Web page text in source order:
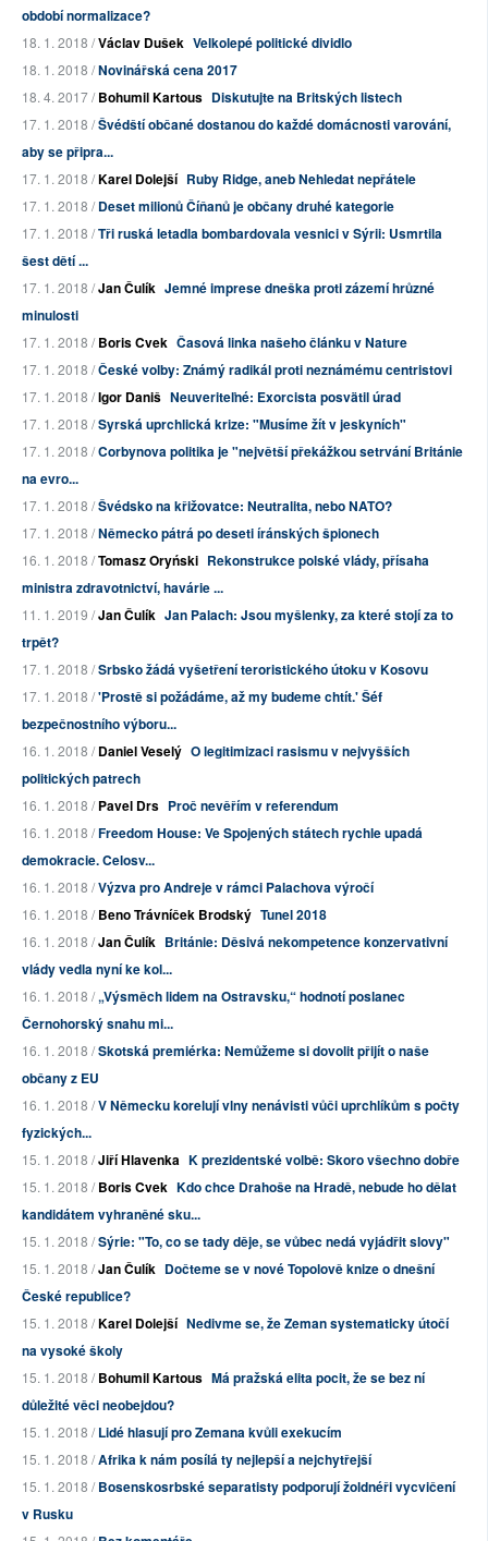
období normalizace?
18. 1. 2018 /Václav Dušek Velkolepé politické dividlo
18. 1. 2018 /Novinářská cena 2017
18. 4. 2017 /Bohumil Kartous Diskutujte na Britských listech
17. 1. 2018 /Švédští občané dostanou do každé domácnosti varování,
aby se připra...
17. 1. 2018 /Karel Dolejší Ruby Ridge, aneb Nehledat nepřátele
17. 1. 2018 /Deset milionů Číňanů je občany druhé kategorie
17. 1. 2018 /Tři ruská letadla bombardovala vesnici v Sýrii: Usmrtila
šest dětí ...
17. 1. 2018 /Jan Čulík Jemné imprese dneška proti zázemí hrůzné
minulosti
17. 1. 2018 /Boris Cvek Časová linka našeho článku v Nature
17. 1. 2018 /České volby: Známý radikál proti neznámému centristovi
17. 1. 2018 /Igor Daniš Neuveriteľné: Exorcista posvätil úrad
17. 1. 2018 /Syrská uprchlická krize: "Musíme žít v jeskyních"
17. 1. 2018 /Corbynova politika je "největší překážkou setrvání Británie
na evro...
17. 1. 2018 /Švédsko na křižovatce: Neutralita, nebo NATO?
17. 1. 2018 /Německo pátrá po deseti íránských špionech
16. 1. 2018 /Tomasz Oryński Rekonstrukce polské vlády, přísaha
ministra zdravotnictví, havárie ...
11. 1. 2019 /Jan Čulík Jan Palach: Jsou myšlenky, za které stojí za to
trpět?
17. 1. 2018 /Srbsko žádá vyšetření teroristického útoku v Kosovu
17. 1. 2018 /'Prostě si požádáme, až my budeme chtít.' Šéf
bezpečnostního výboru...
16. 1. 2018 /Daniel Veselý O legitimizaci rasismu v nejvyšších
politických patrech
16. 1. 2018 /Pavel Drs Proč nevěřím v referendum
16. 1. 2018 /Freedom House: Ve Spojených státech rychle upadá
demokracie. Celosv...
16. 1. 2018 /Výzva pro Andreje v rámci Palachova výročí
16. 1. 2018 /Beno Trávníček Brodský Tunel 2018
16. 1. 2018 /Jan Čulík Británie: Děsivá nekompetence konzervativní
vlády vedla nyní ke kol...
16. 1. 2018 /„Výsměch lidem na Ostravsku,“ hodnotí poslanec
Černohorský snahu mi...
16. 1. 2018 /Skotská premiérka: Nemůžeme si dovolit přijít o naše
občany z EU
16. 1. 2018 /V Německu korelují vlny nenávisti vůči uprchlíkům s počty
fyzických...
15. 1. 2018 /Jiří Hlavenka K prezidentské volbě: Skoro všechno dobře
15. 1. 2018 /Boris Cvek Kdo chce Drahoše na Hradě, nebude ho dělat
kandidátem vyhraněné sku...
15. 1. 2018 /Sýrie: "To, co se tady děje, se vůbec nedá vyjádřit slovy"
15. 1. 2018 /Jan Čulík Dočteme se v nové Topolově knize o dnešní
České republice?
15. 1. 2018 /Karel Dolejší Nedivme se, že Zeman systematicky útočí
na vysoké školy
15. 1. 2018 /Bohumil Kartous Má pražská elita pocit, že se bez ní
důležité věci neobejdou?
15. 1. 2018 /Lidé hlasují pro Zemana kvůli exekucím
15. 1. 2018 /Afrika k nám posílá ty nejlepší a nejchytřejší
15. 1. 2018 /Bosenskosrbské separatisty podporují žoldnéři vycvičení
v Rusku